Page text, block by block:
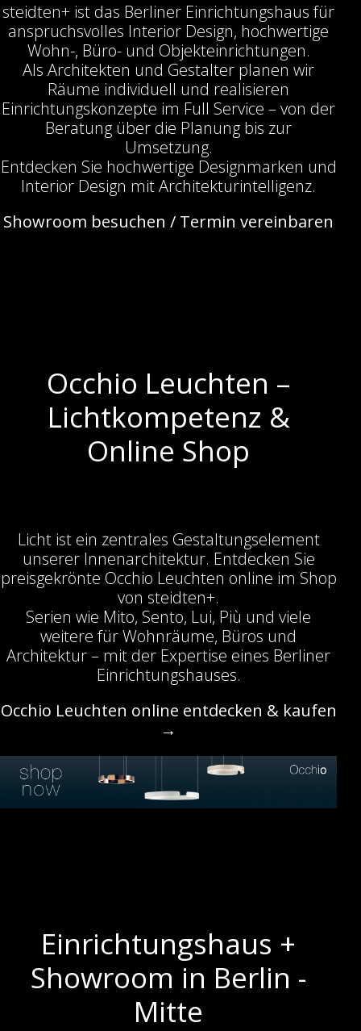
steidten+ ist das Berliner Einrichtungshaus für
anspruchsvolles Interior Design, hochwertige
Wohn-, Büro- und Objekteinrichtungen.
Als Architekten und Gestalter planen wir
Räume individuell und realisieren
Einrichtungskonzepte im Full Service – von der
Beratung über die Planung bis zur
Umsetzung.
Entdecken Sie hochwertige Designmarken und
Interior Design mit Architekturintelligenz.
Showroom besuchen / Termin vereinbaren
Occhio Leuchten –
Lichtkompetenz &
Online Shop
Licht ist ein zentrales Gestaltungselement
unserer Innenarchitektur. Entdecken Sie
preisgekrönte Occhio Leuchten online im Shop
von steidten+.
Serien wie Mito, Sento, Lui, Più und viele
weitere für Wohnräume, Büros und
Architektur – mit der Expertise eines Berliner
Einrichtungshauses.
Occhio Leuchten online entdecken & kaufen
→
Einrichtungshaus +
Showroom in Berlin -
Mitte